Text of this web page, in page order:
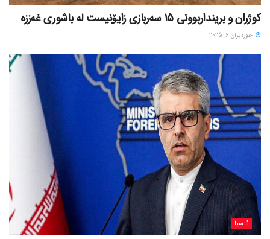
کوژران و برینداربوونی 15 سەربازی زایۆنیست لە باشوری غەززە
حوزه‌یران 6, 2025
ئاسیا